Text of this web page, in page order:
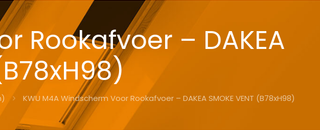
Rookafvoer – DAKEA
KWU M4A Windscherm Voor Rookafvoer – DAKEA SMOKE VENT (B78xH98)